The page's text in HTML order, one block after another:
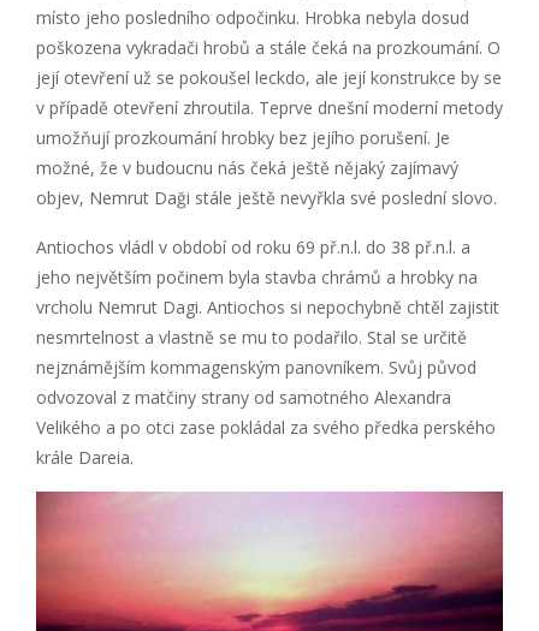
místo jeho posledního odpočinku. Hrobka nebyla dosud
poškozena vykradači hrobů a stále čeká na prozkoumání. O
její otevření už se pokoušel leckdo, ale její konstrukce by se
v případě otevření zhroutila. Teprve dnešní moderní metody
umožňují prozkoumání hrobky bez jejího porušení. Je
možné, že v budoucnu nás čeká ještě nějaký zajímavý
objev, Nemrut Daği stále ještě nevyřkla své poslední slovo.
Antiochos vládl v období od roku 69 př.n.l. do 38 př.n.l. a
jeho největším počinem byla stavba chrámů a hrobky na
vrcholu Nemrut Dagi. Antiochos si nepochybně chtěl zajistit
nesmrtelnost a vlastně se mu to podařilo. Stal se určitě
nejznámějším kommagenským panovníkem. Svůj původ
odvozoval z matčiny strany od samotného Alexandra
Velikého a po otci zase pokládal za svého předka perského
krále Dareia.